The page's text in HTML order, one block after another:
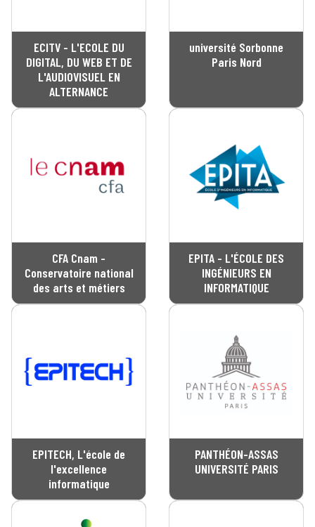
ECITV - L'ECOLE DU
DIGITAL, DU WEB ET DE
L'AUDIOVISUEL EN
ALTERNANCE
université Sorbonne
Paris Nord
CFA Cnam -
Conservatoire national
des arts et métiers
EPITA - L'ÉCOLE DES
INGÉNIEURS EN
INFORMATIQUE
EPITECH, L'école de
l'excellence
informatique
PANTHÉON-ASSAS
UNIVERSITÉ PARIS